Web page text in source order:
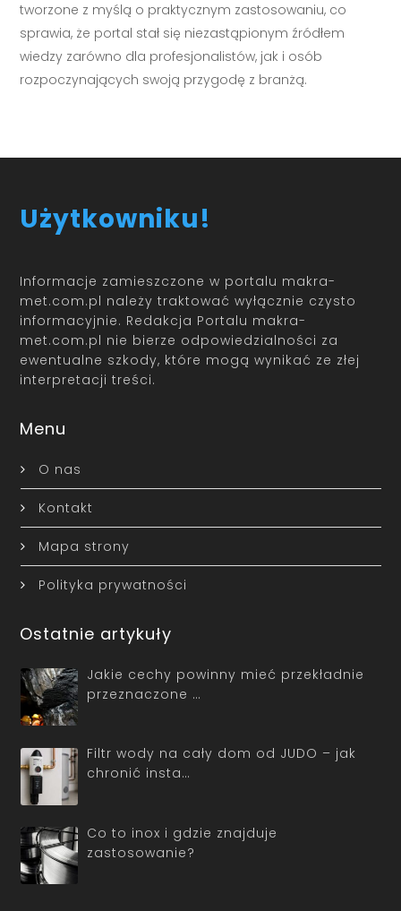
tworzone z myślą o praktycznym zastosowaniu, co
sprawia, że portal stał się niezastąpionym źródłem
wiedzy zarówno dla profesjonalistów, jak i osób
rozpoczynających swoją przygodę z branżą.
Użytkowniku!
Informacje zamieszczone w portalu makra-
met.com.pl należy traktować wyłącznie czysto
informacyjnie. Redakcja Portalu makra-
met.com.pl nie bierze odpowiedzialności za
ewentualne szkody, które mogą wynikać ze złej
interpretacji treści.
Menu
O nas
Kontakt
Mapa strony
Polityka prywatności
Ostatnie artykuły
Jakie cechy powinny mieć przekładnie
przeznaczone …
Filtr wody na cały dom od JUDO – jak
chronić insta…
Co to inox i gdzie znajduje
zastosowanie?